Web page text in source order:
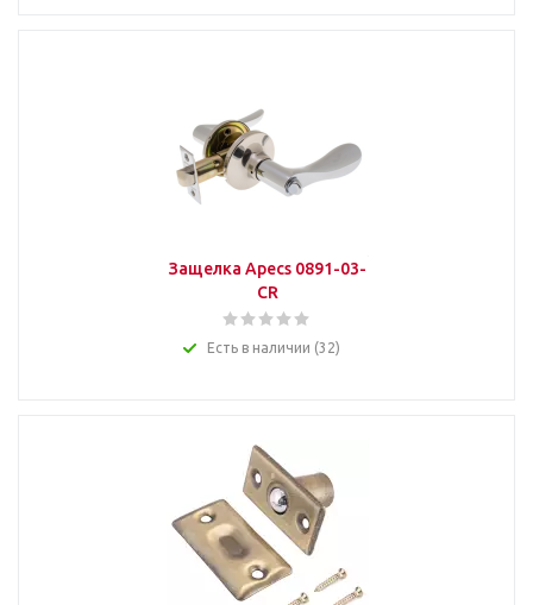
Защелка Apecs 0891-03-
СR
Есть в наличии (32)